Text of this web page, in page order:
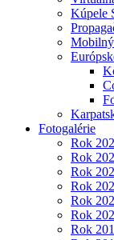
Kúpele
Fotogalérie
Rok
Rok
Rok
Rok
Rok
Rok
Rok